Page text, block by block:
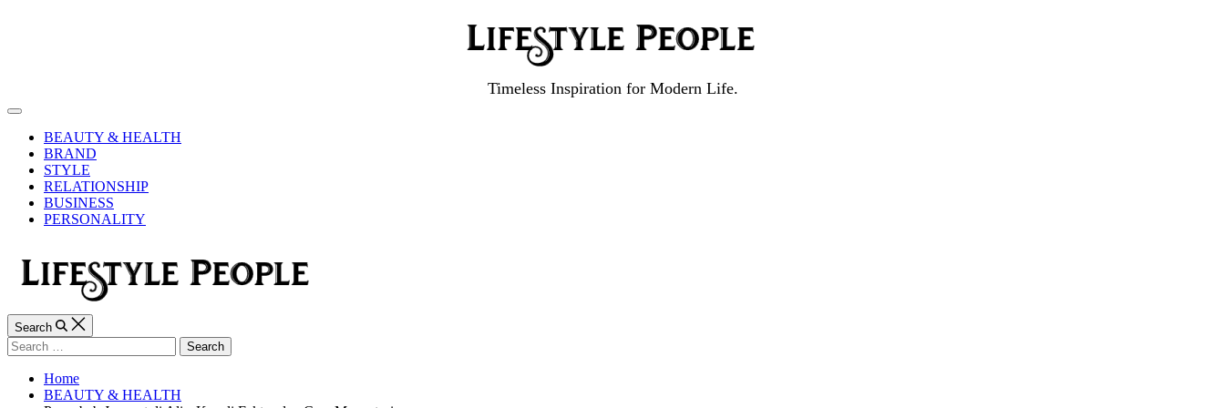
Timeless Inspiration for Modern Life.
Off
CanvasBEAUTY & HEALTH
BRAND
STYLE
RELATIONSHIP
BUSINESS
PERSONALITY
Search
Search
for:
Home
BEAUTY & HEALTH